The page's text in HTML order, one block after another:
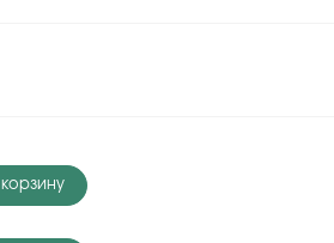
корзину